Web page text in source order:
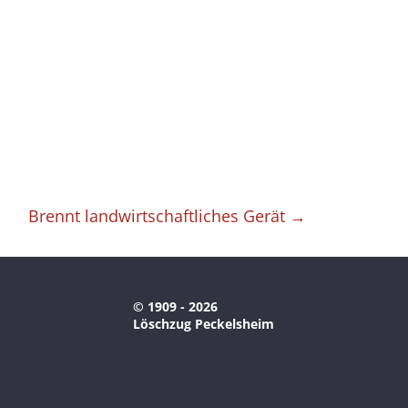
Brennt landwirtschaftliches Gerät →
© 1909 - 2026
Löschzug Peckelsheim